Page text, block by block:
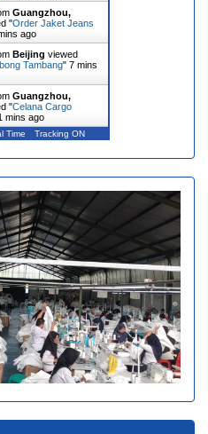
Guangzhou,
"Order Jaket Jeans
ago
Beijing viewed
Tambang" 7 mins
Guangzhou,
"Celana Cargo
mins ago
Time Tracking ON